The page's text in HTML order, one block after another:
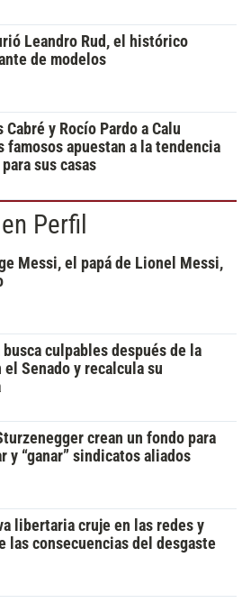
Leandro Rud, el histórico
de modelos
Cabré y Rocío Pardo a Calu
famosos apuestan a la tendencia
sus casas
Perfil
Messi, el papá de Lionel Messi,
busca culpables después de la
Senado y recalcula su
crean un fondo para
y “ganar” sindicatos aliados
libertaria cruje en las redes y
las consecuencias del desgaste